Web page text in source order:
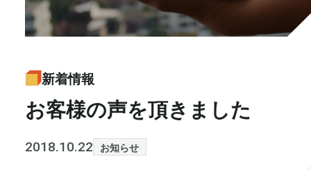
実需用戸建・マンション
ホテル事業
お客様の声
書籍・メディア
セミナー
お知らせ
新着情報
お客様の声を頂きました
2018.10.22 お知らせ